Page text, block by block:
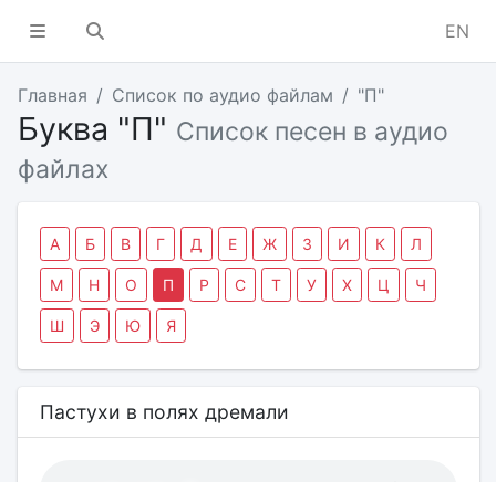
EN
Главная Список по аудио файлам "П"
Буква "П" Список песен в аудио
файлах
А Б В Г Д Е Ж З И К Л
М Н О П Р С Т У Х Ц Ч
Ш Э Ю Я
Пастухи в полях дремали